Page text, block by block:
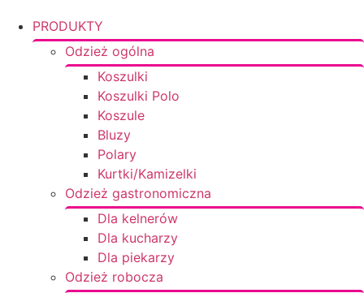
PRODUKTY
Odzież ogólna
Koszulki
Koszulki Polo
Koszule
Bluzy
Polary
Kurtki/Kamizelki
Odzież gastronomiczna
Dla kelnerów
Dla kucharzy
Dla piekarzy
Odzież robocza